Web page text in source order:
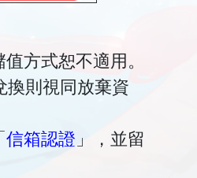
方式恕不適用。
換則視同放棄資
信箱認證 」，並留